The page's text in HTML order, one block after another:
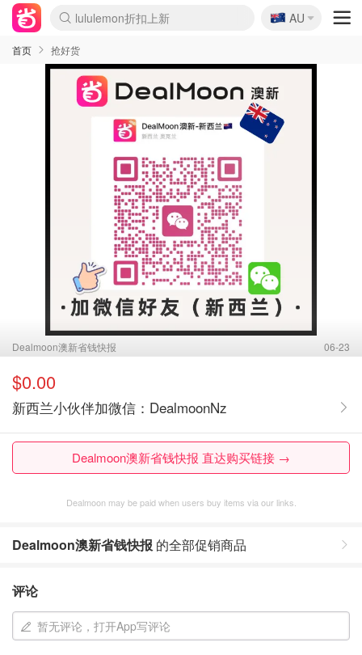
Sasa美妆护肤3.5折
SSENSE年中2.5折
FreshBeauty好价汇总
Cettire降价+叠9折
WWS Coles超市实拍
viagogo二手票捡漏
Myer折扣汇总
The Outnet奢牌1折起
David Jones 3折起
Flannels大牌1折
Perfumes Club护肤1折
AMIRO面罩$251
Amazon折扣汇总
eToro入金$200送$50
Amazon数码好物
ICONIC本周7.5折
ThedoubleF高奢地板价
Moose Knuckles 6折
EUFY摄像头$98
Selenichast首饰2折
Trip机票酒店促销
YSL送5件彩妆礼
Amazon家居好物
Amazon美妆护肤
雅漾大喷$8
过敏原检测盒$33
科颜氏高保湿面霜$29
SEALIFE海洋馆门票6折
丝塔芙大白罐$16
订阅Newsletter送香薰
Cult Beauty 6.8折
Harrods圣诞日历$525
LN-CC奢牌私促3折
d'Alba空姐喷雾$16
EVE LOM套装£56
Bernardelli独家4折
Adore Beauty 6折起
CT圣诞日历
Mytheresa奢品2.7折
Luxury Escapes 9折
Currentbody美容仪$881
MOON Garden Live
Roborock扫地机$649
Valentino官网5折
CR洗护套装$23
修丽可4件套$159
GANNI官网4.5折
Stylevana韩妆4折
Tessabit高奢8.5折
OGX洗发水$11
Amazon阿德莱德次日达
卡诗8.5折+赠礼
Philips Hue灯具8折
La Mer送8件礼值$529
🇦🇺
AU
首页 抢好货
Dealmoon澳新省钱快报 06-23
$0.00
新西兰小伙伴加微信：DealmoonNz
Dealmoon澳新省钱快报 直达购买链接 →
Dealmoon may be paid when users buy items via our links.
Dealmoon澳新省钱快报 的全部促销商品
评论
暂无评论，打开App写评论